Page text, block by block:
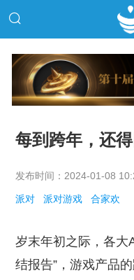
每到跨年，还
发布时间：2024-01-08
派对 派对游戏 合家欢
岁末年初之际，各大
结报告”，游戏产品